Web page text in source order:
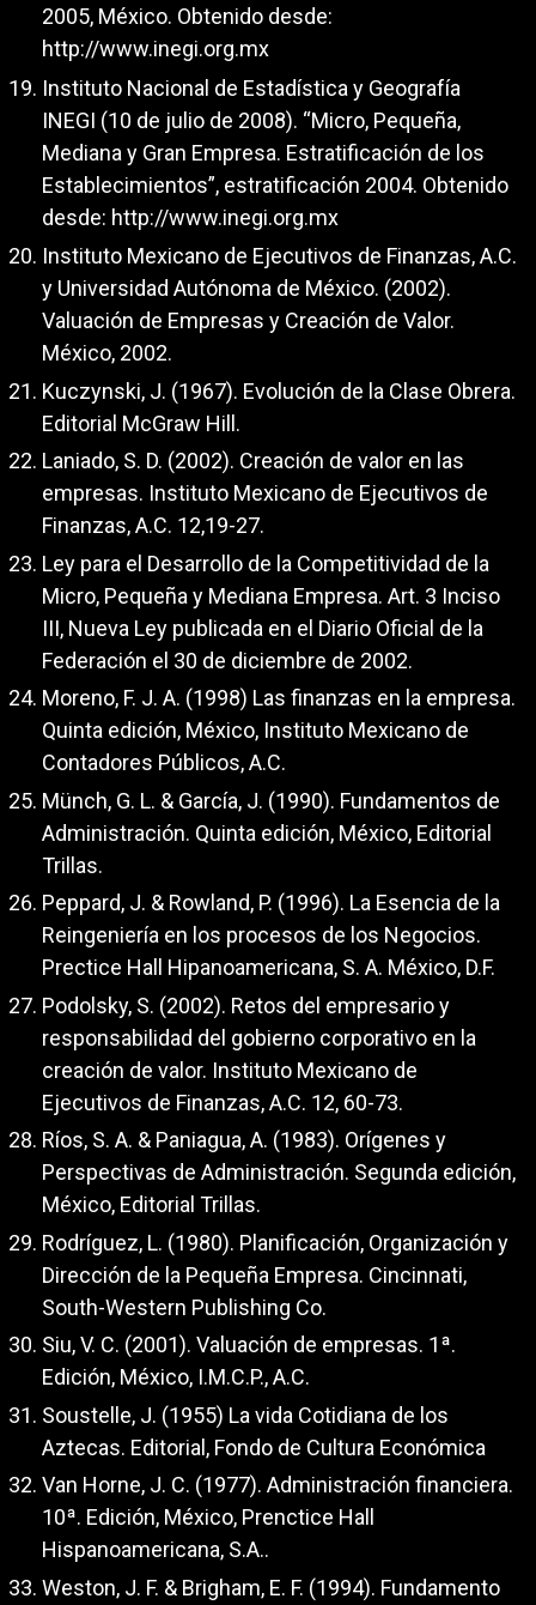
2005, México. Obtenido desde:
http://www.inegi.org.mx
Instituto Nacional de Estadística y Geografía
INEGI (10 de julio de 2008). “Micro, Pequeña,
Mediana y Gran Empresa. Estratificación de los
Establecimientos”, estratificación 2004. Obtenido
desde: http://www.inegi.org.mx
Instituto Mexicano de Ejecutivos de Finanzas, A.C.
y Universidad Autónoma de México. (2002).
Valuación de Empresas y Creación de Valor.
México, 2002.
Kuczynski, J. (1967). Evolución de la Clase Obrera.
Editorial McGraw Hill.
Laniado, S. D. (2002). Creación de valor en las
empresas. Instituto Mexicano de Ejecutivos de
Finanzas, A.C. 12,19-27.
Ley para el Desarrollo de la Competitividad de la
Micro, Pequeña y Mediana Empresa. Art. 3 Inciso
III, Nueva Ley publicada en el Diario Oficial de la
Federación el 30 de diciembre de 2002.
Moreno, F. J. A. (1998) Las finanzas en la empresa.
Quinta edición, México, Instituto Mexicano de
Contadores Públicos, A.C.
Münch, G. L. & García, J. (1990). Fundamentos de
Administración. Quinta edición, México, Editorial
Trillas.
Peppard, J. & Rowland, P. (1996). La Esencia de la
Reingeniería en los procesos de los Negocios.
Prectice Hall Hipanoamericana, S. A. México, D.F.
Podolsky, S. (2002). Retos del empresario y
responsabilidad del gobierno corporativo en la
creación de valor. Instituto Mexicano de
Ejecutivos de Finanzas, A.C. 12, 60-73.
Ríos, S. A. & Paniagua, A. (1983). Orígenes y
Perspectivas de Administración. Segunda edición,
México, Editorial Trillas.
Rodríguez, L. (1980). Planificación, Organización y
Dirección de la Pequeña Empresa. Cincinnati,
South-Western Publishing Co.
Siu, V. C. (2001). Valuación de empresas. 1ª.
Edición, México, I.M.C.P., A.C.
Soustelle, J. (1955) La vida Cotidiana de los
Aztecas. Editorial, Fondo de Cultura Económica
Van Horne, J. C. (1977). Administración financiera.
10ª. Edición, México, Prenctice Hall
Hispanoamericana, S.A..
Weston, J. F. & Brigham, E. F. (1994). Fundamento